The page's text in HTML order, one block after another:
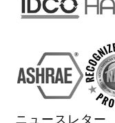
ニュースレター